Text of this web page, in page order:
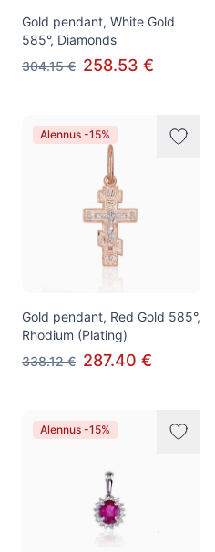
Gold pendant, White Gold
585°, Diamonds
304.15 € 258.53 €
Alennus -15%
Gold pendant, Red Gold 585°,
Rhodium (Plating)
338.12 € 287.40 €
Alennus -15%